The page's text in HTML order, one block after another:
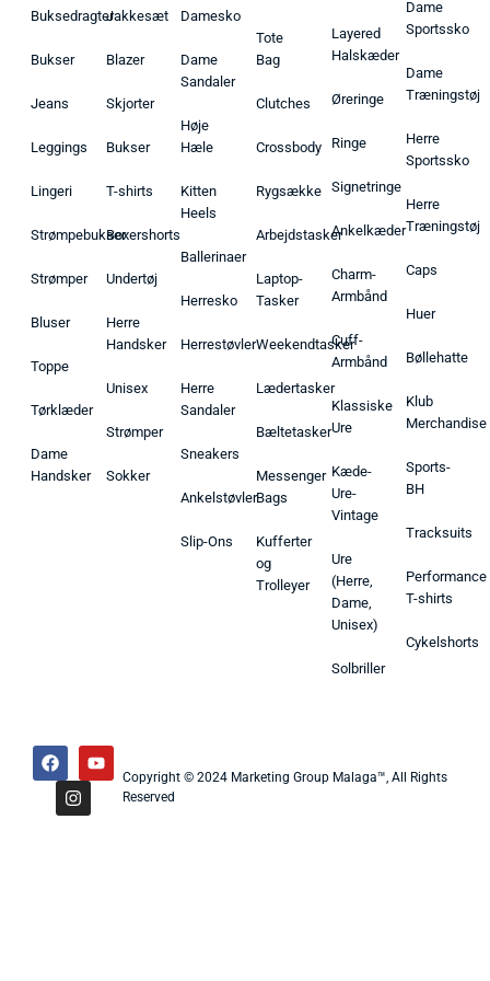
Buksedragter
Bukser
Jeans
Leggings
Lingeri
Strømpebukser
Strømper
Bluser
Toppe
Tørklæder
Dame
Handsker
Jakkesæt
Blazer
Skjorter
Bukser
T-shirts
Boxershorts
Undertøj
Herre
Handsker
Unisex
Strømper
Sokker
Damesko
Dame
Sandaler
Høje
Hæle
Kitten
Heels
Ballerinaer
Herresko
Herrestøvler
Herre
Sandaler
Sneakers
Ankelstøvler
Slip-Ons
Tote
Bag
Clutches
Crossbody
Rygsække
Arbejdstasker
Laptop-
Tasker
Weekendtasker
Lædertasker
Bæltetasker
Messenger
Bags
Kufferter
og
Trolleyer
Layered
Halskæder
Øreringe
Ringe
Signetringe
Ankelkæder
Charm-
Armbånd
Cuff-
Armbånd
Klassiske
Ure
Kæde-
Ure-
Vintage
Ure
(Herre,
Dame,
Unisex)
Solbriller
Dame
Sportssko
Dame
Træningstøj
Herre
Sportssko
Herre
Træningstøj
Caps
Huer
Bøllehatte
Klub
Merchandise
Sports-
BH
Tracksuits
Performance
T-shirts
Cykelshorts
Copyright © 2024 Marketing Group Malaga™, All Rights
Reserved